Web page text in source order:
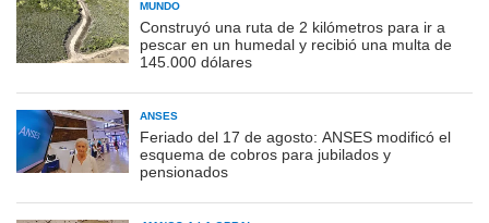
MUNDO
Construyó una ruta de 2 kilómetros para ir a
pescar en un humedal y recibió una multa de
145.000 dólares
ANSES
Feriado del 17 de agosto: ANSES modificó el
esquema de cobros para jubilados y
pensionados